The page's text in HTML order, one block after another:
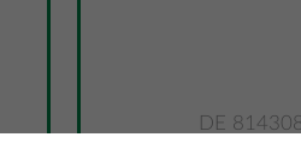
DE